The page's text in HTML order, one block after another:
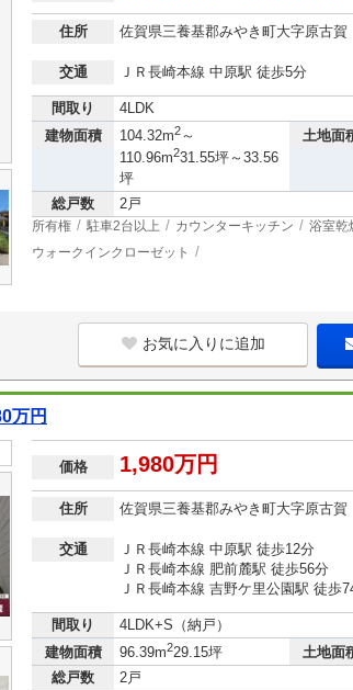
住所 佐賀県三養基郡みやき町大字原古賀
交通 ＪＲ長崎本線 中原駅 徒歩5分
間取り
4LDK
建物面積
104.32m2～
110.96m231.55坪～33.56
坪
土地面
総戸数
2戸
所有権 駐車2台以上 カウンターキッチン
浴室乾
ウォークインクローゼット
お気に入りに追加
万円
価格 1,980万円
住所 佐賀県三養基郡みやき町大字原古賀
交通
ＪＲ長崎本線 中原駅 徒歩12分
ＪＲ長崎本線 肥前麓駅 徒歩56分
ＪＲ長崎本線 吉野ケ里公園駅 徒歩
間取り
4LDK+S（納戸）
建物面積
96.39m229.15坪 土地面
総戸数
2戸